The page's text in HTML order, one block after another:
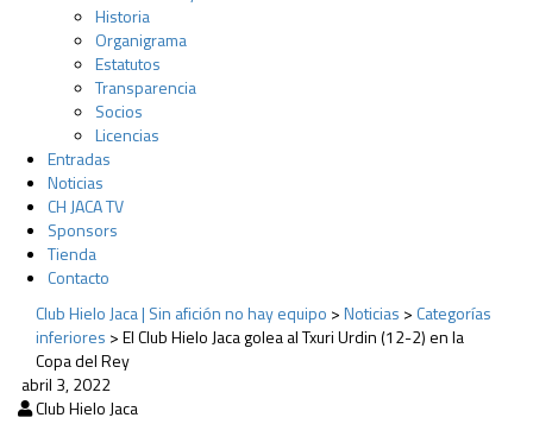
Historia
Organigrama
Estatutos
Transparencia
Socios
Licencias
Entradas
Noticias
CH JACA TV
Sponsors
Tienda
Contacto
Club Hielo Jaca | Sin afición no hay equipo >Noticias > Categorías
inferiores >El Club Hielo Jaca golea al Txuri Urdin (12-2) en la
Copa del Rey
abril 3, 2022
Club Hielo Jaca